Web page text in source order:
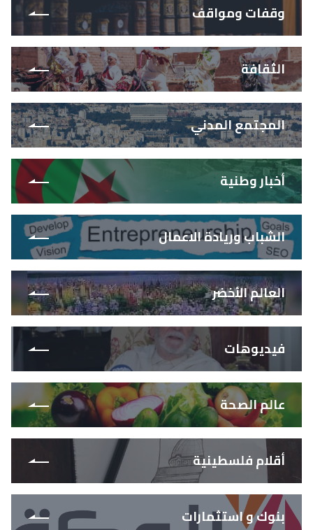
وقفات ومواقف
الثقافة
المجتمع المدني
أخبار وطنية
الشباب وريادة الاعمال
العالم الأخضر
فيديوهات
عالم الصحة
أقلام فلسطينية
بنوك و استثمارات